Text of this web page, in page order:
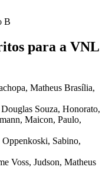
B
para a VNL
Matheus Brasília,
Souza, Honorato,
Maicon, Paulo,
Sabino,
Voss, Judson, Matheus